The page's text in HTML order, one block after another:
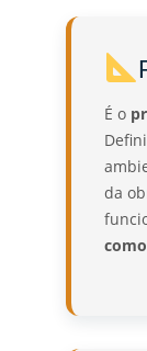
É o
da